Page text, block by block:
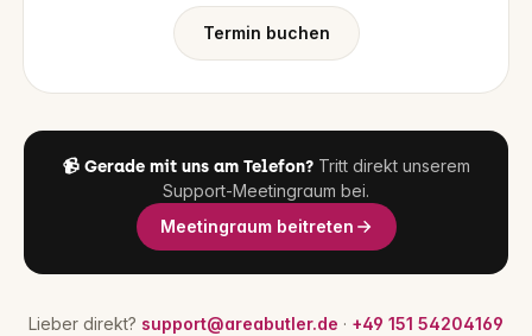
Termin buchen
📹 Gerade mit uns am Telefon? Tritt direkt unserem
Support-Meetingraum bei.
Meetingraum beitreten
Lieber direkt? support@areabutler.de · +49 151 54204169